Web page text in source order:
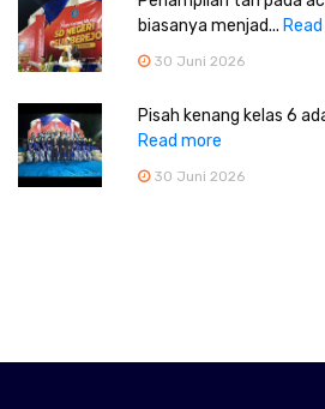
biasanya menjad...
30 Juni 2026
Pisah kenang kelas 6
Read more
30 Juni 2026